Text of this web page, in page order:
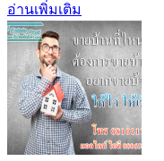
อ่านเพิ่มเติม